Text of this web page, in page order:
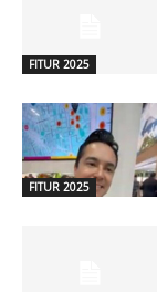
FITUR 2025
FITUR 2025